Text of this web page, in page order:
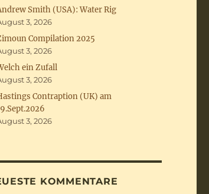
Smith (USA): Water Rig
3, 2026
Compilation 2025
3, 2026
ein Zufall
3, 2026
Contraption (UK) am
3, 2026
KOMMENTARE